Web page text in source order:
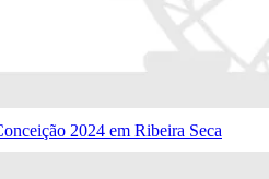
2024 em Ribeira Seca